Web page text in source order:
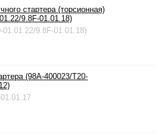
стартера (торсионная)
9.8F-01.01.18)
01.01.22/9.8F-01.01.18)
(98A-400023/T20-